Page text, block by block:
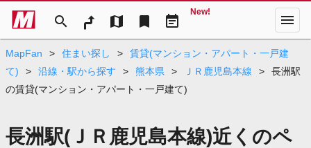
search map bookmark event_note
New! menu
MapFan > 住まい探し >
賃貸(マンション・アパート・一戸建
て)
> 沿線・駅から探す > 熊本県 > ＪＲ鹿児島本線 >
長洲駅
の賃貸(マンション・アパート・一戸建て)
長洲駅(ＪＲ鹿児島本線)近くのペ